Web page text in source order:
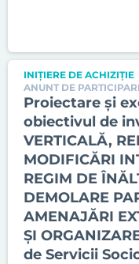
INIȚIERE DE ACHIZIȚIE
ANUNT DE
Proiectare și
obiectivul de
VERTICALĂ,
MODIFICĂRI
REGIM DE
DEMOLARE
AMENAJĂRI
ȘI
de Servicii